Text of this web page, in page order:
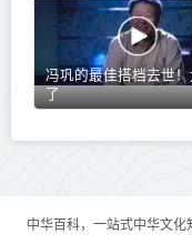
冯巩的最佳搭档去世
了
中华百科，一站式中华文